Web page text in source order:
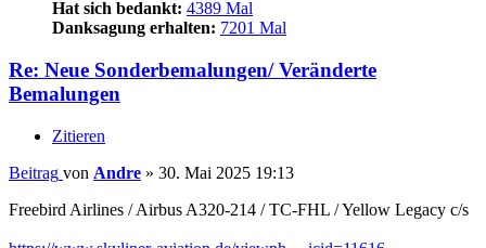
Hat sich bedankt: 4389 Mal
Danksagung erhalten: 7201 Mal
Re: Neue Sonderbemalungen/ Veränderte
Bemalungen
Zitieren
Beitrag von Andre » 30. Mai 2025 19:13
Freebird Airlines / Airbus A320-214 / TC-FHL / Yellow Legacy c/s